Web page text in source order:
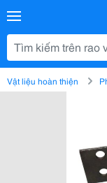
Vật liệu hoàn thiện